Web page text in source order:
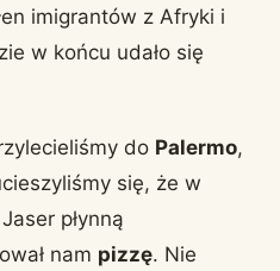
imigrantów z Afryki i
w końcu udało się
do Palermo,
się, że w
płynną
nam pizzę. Nie